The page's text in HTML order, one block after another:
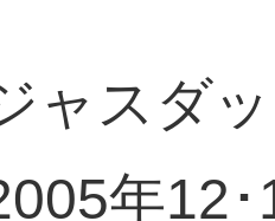
ャスダ
年12